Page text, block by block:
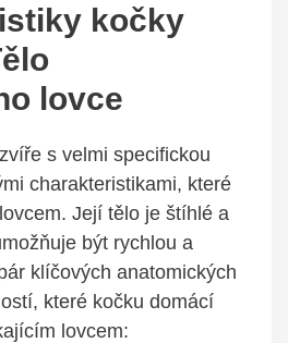
kočky
lovce
s velmi specifickou
charakteristikami, které
Její tělo je štíhlé a
být rychlou a
klíčových anatomických
které kočku domácí
lovcem: